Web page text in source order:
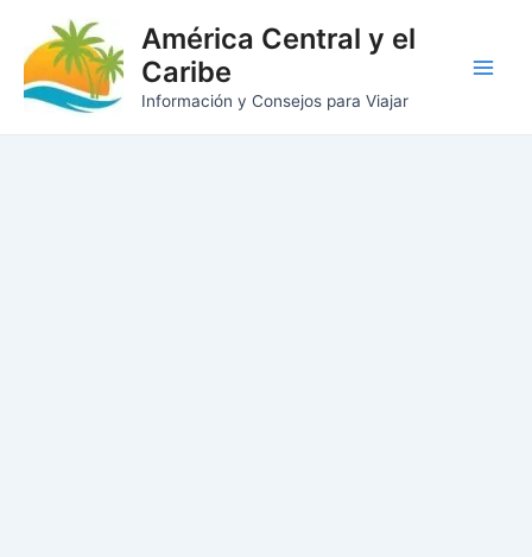
contenido
América Central y el
Caribe
Información y Consejos para Viajar